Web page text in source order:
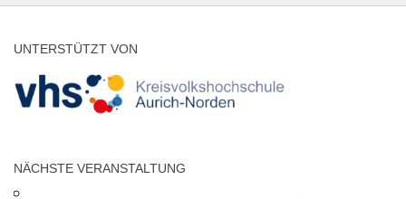
UNTERSTÜTZT VON
NÄCHSTE VERANSTALTUNG